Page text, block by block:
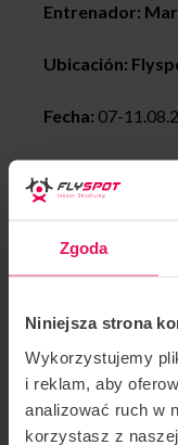
Zgoda
Niniejsza strona
Wykorzystujemy
i reklam, aby
analizować ruch w
korzystasz z
Entrenador:
Ubicación:
Fecha: 07-
Estilo de
dinámico, vfs
Los logros de
Unlimited,
2017 medalla de
equipo: Mad